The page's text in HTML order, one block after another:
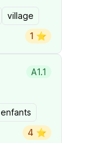
village
1 ⭐️
A1.1
enfants
4 ⭐️